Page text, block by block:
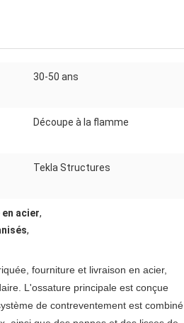
30-50 ans
Découpe à la flamme
Tekla Structures
acier,
,
fourniture et livraison en acier,
L'ossature principale est conçue
de contreventement est combiné